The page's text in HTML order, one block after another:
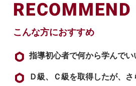
RECOMMEND
こんな方におすすめ
指導初心者で何から学んで
Ｄ級、Ｃ級を取得したが、